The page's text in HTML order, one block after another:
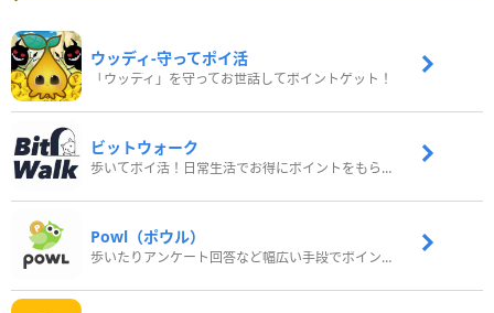
ウッディ‐守ってポイ活
「ウッディ」を守ってお世話してポイントゲット！
ビットウォーク
歩いてポイ活！日常生活でお得にポイントをもらおう
Powl（ポウル）
歩いたりアンケート回答など幅広い手段でポイントをゲット